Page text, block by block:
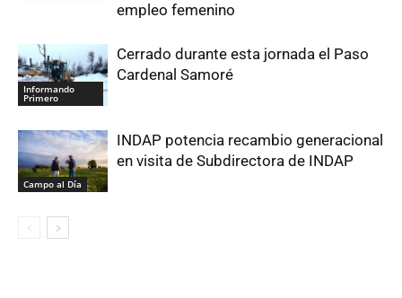
empleo femenino
Informando
Primero
Cerrado durante esta jornada el Paso
Cardenal Samoré
Campo al Día
INDAP potencia recambio generacional
en visita de Subdirectora de INDAP